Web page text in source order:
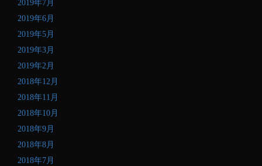
2019年7月
2019年6月
2019年5月
2019年3月
2019年2月
2018年12月
2018年11月
2018年10月
2018年9月
2018年8月
2018年7月